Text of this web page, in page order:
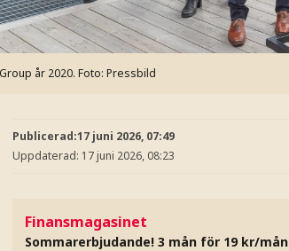
år 2020. Foto: Pressbild
Publicerad:17 juni 2026, 07:49
Uppdaterad: 17 juni 2026, 08:23
Finansmagasinet
Sommarerbjudande! 3 mån för 19 kr/mån